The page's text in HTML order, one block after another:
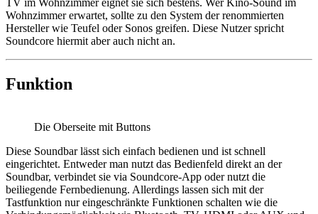
TV im Wohnzimmer eignet sie sich bestens. Wer Kino-Sound im
Wohnzimmer erwartet, sollte zu den System der renommierten
Hersteller wie Teufel oder Sonos greifen. Diese Nutzer spricht
Soundcore hiermit aber auch nicht an.
Funktion
Die Oberseite mit Buttons
Diese Soundbar lässt sich einfach bedienen und ist schnell
eingerichtet. Entweder man nutzt das Bedienfeld direkt an der
Soundbar, verbindet sie via Soundcore-App oder nutzt die
beiliegende Fernbedienung. Allerdings lassen sich mit der
Tastfunktion nur eingeschränkte Funktionen schalten wie die